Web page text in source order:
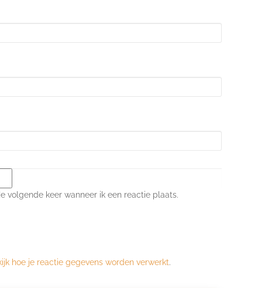
volgende keer wanneer ik een reactie plaats.
hoe je reactie gegevens worden verwerkt.